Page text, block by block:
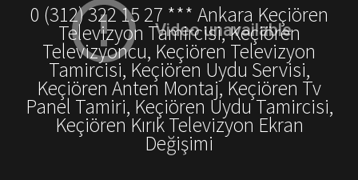
0 (312) 322 15 27 *** Ankara Keçiören
Televizyon Tamircisi, Keçiören
Televizyoncu, Keçiören Televizyon
Tamircisi, Keçiören Uydu Servisi,
Keçiören Anten Montaj, Keçiören Tv
Panel Tamiri, Keçiören Uydu Tamircisi,
Keçiören Kırık Televizyon Ekran
Değişimi